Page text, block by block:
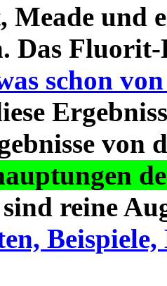
Meade und
Das
schon
von
reine
Beispiele,